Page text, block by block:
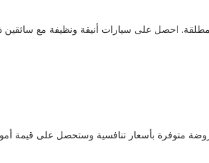
متوفرة بأسعار تنافسية وستحصل على قيمة